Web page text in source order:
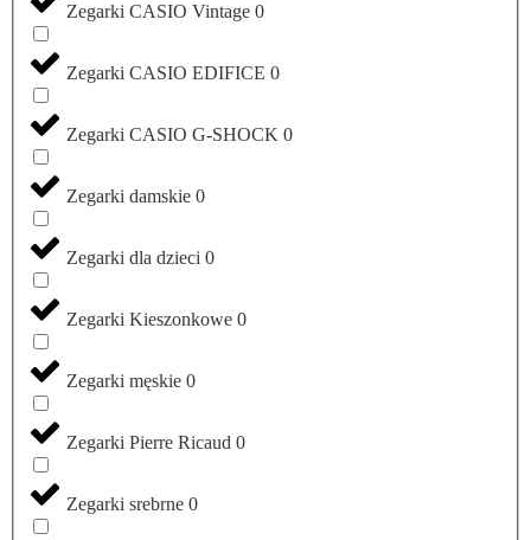
Zegarki CASIO Vintage 0
Zegarki CASIO EDIFICE 0
Zegarki CASIO G-SHOCK 0
Zegarki damskie 0
Zegarki dla dzieci 0
Zegarki Kieszonkowe 0
Zegarki męskie 0
Zegarki Pierre Ricaud 0
Zegarki srebrne 0